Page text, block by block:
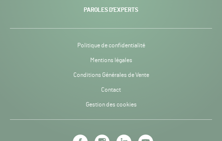
PAROLES D’EXPERTS
Politique de confidentialité
Mentions légales
Conditions Générales de Vente
Contact
Gestion des cookies